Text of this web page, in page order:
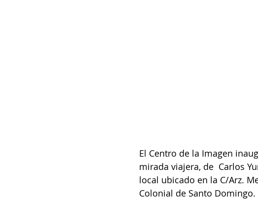
El Centro de la Imagen
mirada viajera, de  Carlos
local ubicado en la C/Arz.
Colonial de Santo Domingo.